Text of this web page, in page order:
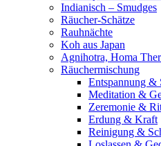
Indianisch – Smudges
Räucher-Schätze
Rauhnächte
Koh aus Japan
Agnihotra, Homa
Räuchermischung
Entspannung &
Meditation &
Zeremonie &
Erdung & Kraft
Reinigung &